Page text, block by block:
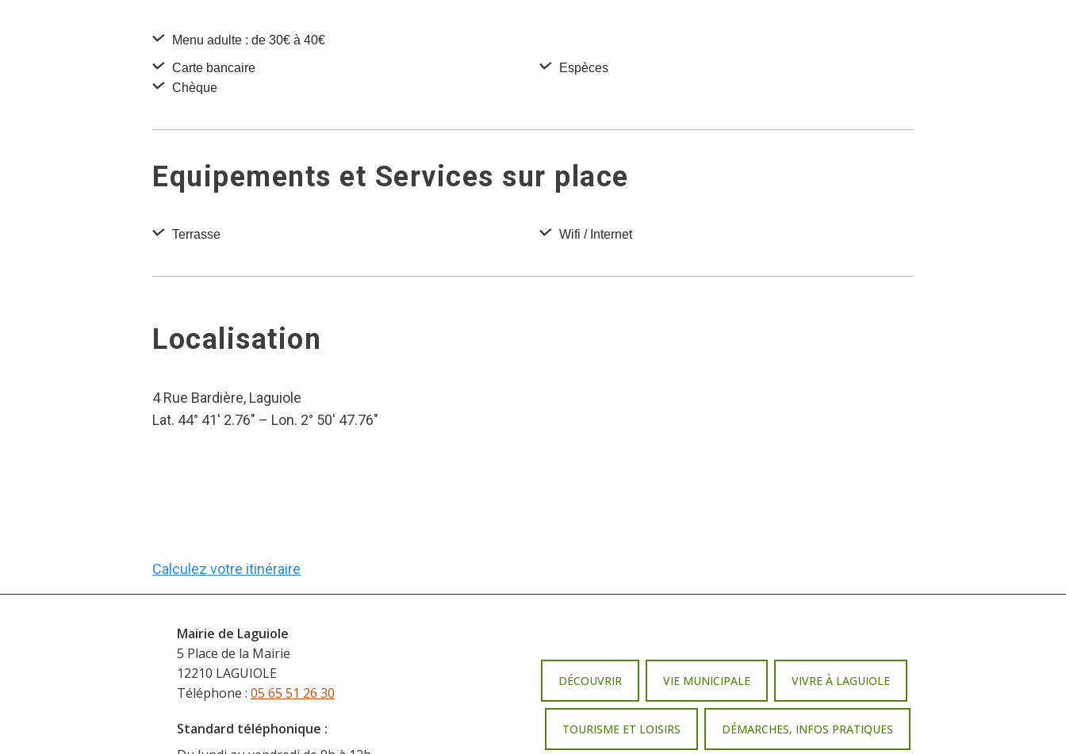
Menu adulte : de 30€ à 40€
Carte bancaire
Chèque
Espèces
Equipements et Services sur place
Terrasse Wifi / Internet
Localisation
4 Rue Bardière, Laguiole
Lat. 44° 41′ 2.76″ – Lon. 2° 50′ 47.76″
Calculez votre itinéraire
Mairie de Laguiole
5 Place de la Mairie
12210 LAGUIOLE
Téléphone : 05 65 51 26 30
Standard téléphonique :
DÉCOUVRIR VIE MUNICIPALE VIVRE À LAGUIOLE
TOURISME ET LOISIRS DÉMARCHES, INFOS PRATIQUES